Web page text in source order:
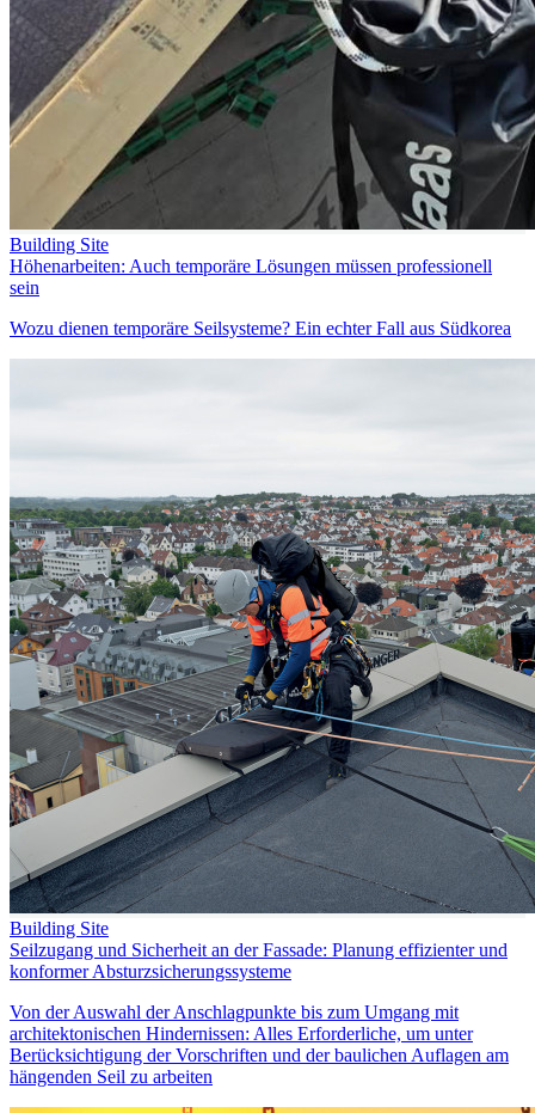
Building Site
Höhenarbeiten: Auch temporäre Lösungen müssen professionell
sein
Wozu dienen temporäre Seilsysteme? Ein echter Fall aus Südkorea
Building Site
Seilzugang und Sicherheit an der Fassade: Planung effizienter und
konformer Absturzsicherungssysteme
Von der Auswahl der Anschlagpunkte bis zum Umgang mit
architektonischen Hindernissen: Alles Erforderliche, um unter
Berücksichtigung der Vorschriften und der baulichen Auflagen am
hängenden Seil zu arbeiten